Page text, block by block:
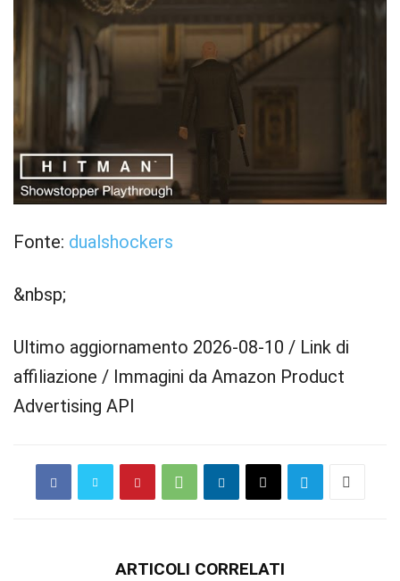
Fonte: dualshockers
&nbsp;
Ultimo aggiornamento 2026-08-10 / Link di
affiliazione / Immagini da Amazon Product
Advertising API
ARTICOLI CORRELATI